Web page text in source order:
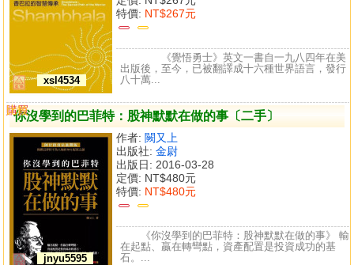
xsl4534
特價: NT$267元
《覺悟勇士》英文一書自一九八四年在美
出版後，至今，已被翻譯成十六種世界語言，發行
八十萬...
你沒學到的巴菲特：股神默默在做的事〔二手〕
jnyu5595
作者: 闕又上
出版社: 金尉
出版日: 2016-03-28
定價: NT$480元
特價: NT$480元
購買
比較
《你沒學到的巴菲特：股神默默在做的事》 輸
在起點、贏在轉彎點，資產配置是投資成功的基
石。...